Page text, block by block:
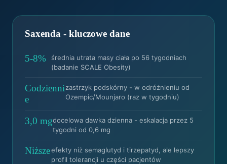
Saxenda - kluczowe dane
5-8%
średnia utrata masy ciała po 56 tygodniach
(badanie SCALE Obesity)
Codzienni
e
zastrzyk podskórny - w odróżnieniu od
Ozempic/Mounjaro (raz w tygodniu)
3,0 mgdocelowa dawka dzienna - eskalacja przez 5
tygodni od 0,6 mg
Niższeefekty niż semaglutyd i tirzepatyd, ale lepszy
profil tolerancji u części pacjentów